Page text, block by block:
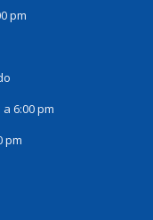
pm
6:00 pm
pm